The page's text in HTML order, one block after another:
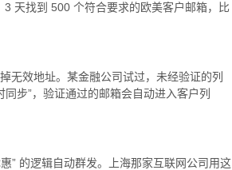
天找到 500 个符合要求的欧美客户邮箱，比
无效地址。某金融公司试过，未经验证的列
步”，验证通过的邮箱会自动进入客户列
” 的逻辑自动群发。上海那家互联网公司用这